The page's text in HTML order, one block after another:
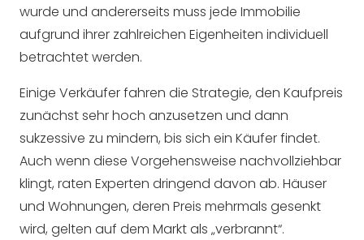
wurde und andererseits muss jede Immobilie
aufgrund ihrer zahlreichen Eigenheiten individuell
betrachtet werden.
Einige Verkäufer fahren die Strategie, den Kaufpreis
zunächst sehr hoch anzusetzen und dann
sukzessive zu mindern, bis sich ein Käufer findet.
Auch wenn diese Vorgehensweise nachvollziehbar
klingt, raten Experten dringend davon ab. Häuser
und Wohnungen, deren Preis mehrmals gesenkt
wird, gelten auf dem Markt als „verbrannt“.